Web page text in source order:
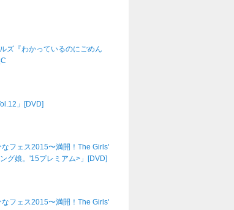
ズ『わかっているのにごめん
」[DVD]
なフェス2015〜満開！The Girls'
グ娘。'15プレミアム>」[DVD]
なフェス2015〜満開！The Girls'